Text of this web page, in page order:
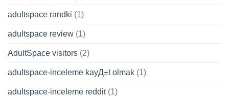
adultspace randki (1)
adultspace review (1)
AdultSpace visitors (2)
adultspace-inceleme kayД±t olmak (1)
adultspace-inceleme reddit(1)